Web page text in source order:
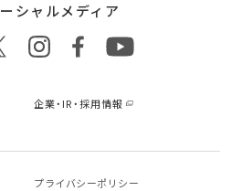
シャルメディア
企業・IR・採用情報
プライバシーポリシー